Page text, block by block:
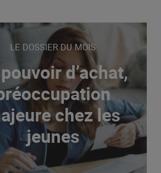
LE DOSSIER DU MOIS
d’achat,
chez les
jeunes